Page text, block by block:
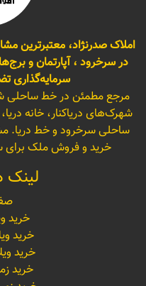
املاک صدرنژاد، معتبرترین
در سرخرود ، آپارتمان و
سرمایه‌گذاری
مرجع مطمئن در خط ساحلی
شهرک‌های دریاکنار، خانه
ساحلی سرخرود و خط دریا.
خرید و فروش ملک برای
خرید
خرید
خرید
خرید